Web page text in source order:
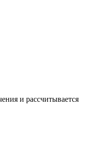
и рассчитывается